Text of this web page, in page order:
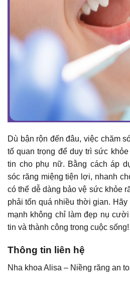
Dù bận rộn đến đâu, việc chăm
tố quan trọng để duy trì sức
tin cho phụ nữ. Bằng cách áp
sóc răng miệng tiện lợi, nhanh
có thể dễ dàng bảo vệ sức khỏe
phải tốn quá nhiều thời gian.
mạnh không chỉ làm đẹp nụ
tin và thành công trong cuộc sống!
Thông tin liên hệ
Nha khoa Alisa – Niềng răng an